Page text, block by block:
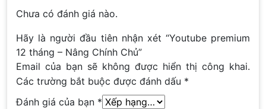
Chưa có đánh giá nào.
Hãy là người đầu tiên nhận xét “Youtube premium
12 tháng – Nâng Chính Chủ”
Email của bạn sẽ không được hiển thị công khai.
Các trường bắt buộc được đánh dấu *
Đánh giá của bạn *